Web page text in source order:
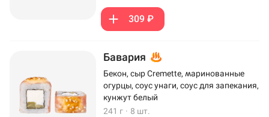
309 ₽
Бавария
Бекон, сыр Cremette, маринованные
огурцы, соус унаги, соус для запекания,
кунжут белый
241 г · 8 шт.